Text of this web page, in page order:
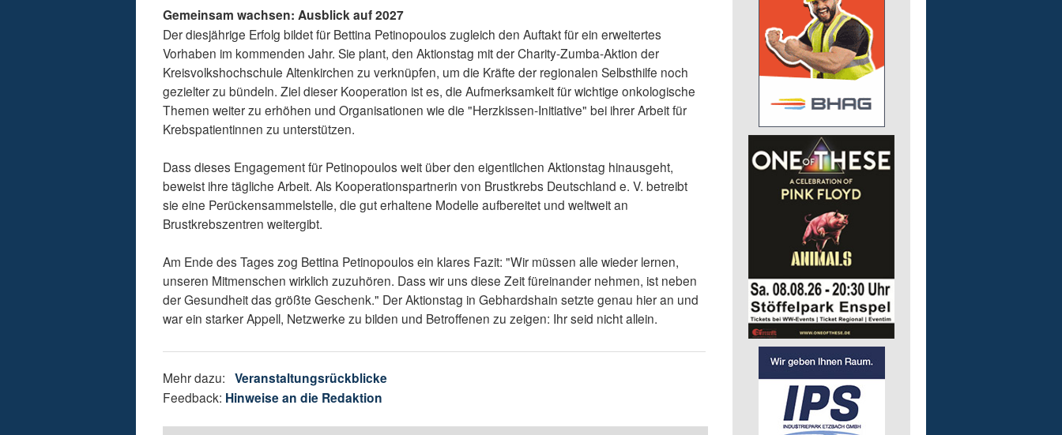
Gemeinsam wachsen: Ausblick auf 2027
Der diesjährige Erfolg bildet für Bettina Petinopoulos zugleich den Auftakt für ein erweitertes
Vorhaben im kommenden Jahr. Sie plant, den Aktionstag mit der Charity-Zumba-Aktion der
Kreisvolkshochschule Altenkirchen zu verknüpfen, um die Kräfte der regionalen Selbsthilfe noch
gezielter zu bündeln. Ziel dieser Kooperation ist es, die Aufmerksamkeit für wichtige onkologische
Themen weiter zu erhöhen und Organisationen wie die "Herzkissen-Initiative" bei ihrer Arbeit für
Krebspatientinnen zu unterstützen.
Dass dieses Engagement für Petinopoulos weit über den eigentlichen Aktionstag hinausgeht,
beweist ihre tägliche Arbeit. Als Kooperationspartnerin von Brustkrebs Deutschland e. V. betreibt
sie eine Perückensammelstelle, die gut erhaltene Modelle aufbereitet und weltweit an
Brustkrebszentren weitergibt.
Am Ende des Tages zog Bettina Petinopoulos ein klares Fazit: "Wir müssen alle wieder lernen,
unseren Mitmenschen wirklich zuzuhören. Dass wir uns diese Zeit füreinander nehmen, ist neben
der Gesundheit das größte Geschenk." Der Aktionstag in Gebhardshain setzte genau hier an und
war ein starker Appell, Netzwerke zu bilden und Betroffenen zu zeigen: Ihr seid nicht allein.
Mehr dazu:Veranstaltungsrückblicke
Feedback: Hinweise an die Redaktion